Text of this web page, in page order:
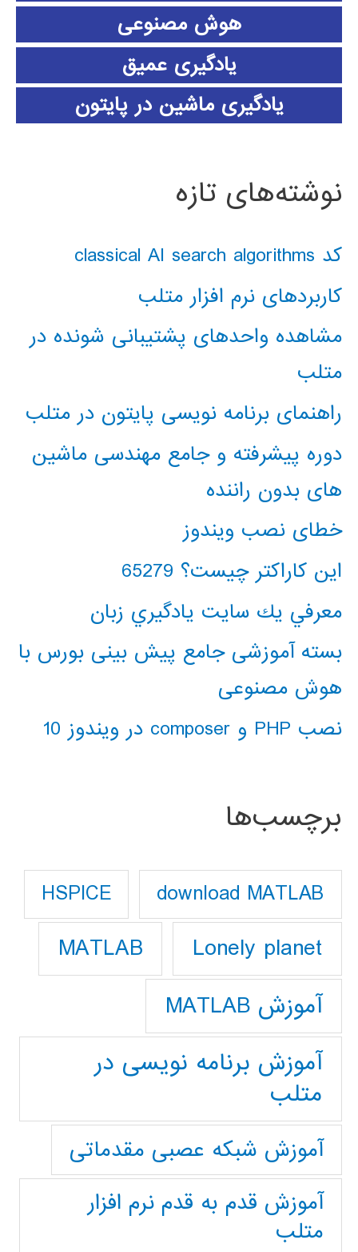
هوش مصنوعی
یادگیری عمیق
یادگیری ماشین در پایتون
نوشته‌های تازه
کد classical AI search algorithms
کاربردهای نرم افزار متلب
مشاهده واحدهای پشتیبانی شونده در
متلب
راهنمای برنامه نویسی پایتون در متلب
دوره پیشرفته و جامع مهندسی ماشین
های بدون راننده
خطای نصب ویندوز
این کاراکتر چیست؟ 65279
معرفي يك سايت يادگيري زبان
بسته آموزشی جامع پیش بینی بورس با
هوش مصنوعی
نصب PHP و composer در ویندوز 10
برچسب‌ها
download MATLAB
HSPICE
Lonely planet
MATLAB
آموزش MATLAB
آموزش برنامه نویسی در
متلب
آموزش شبکه عصبی مقدماتی
آموزش قدم به قدم نرم افزار
متلب